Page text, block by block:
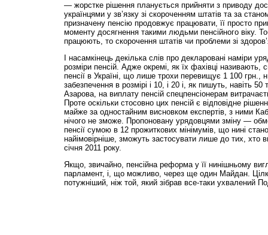
— жорстке рішення планується прийняти з приводу
українцями у зв’язку зі скороченням штатів та за
призначену пенсію продовжує працювати, її просто
моменту досягнення такими людьми пенсійного віку.
працюють, то скорочення штатів чи проблеми зі
І насамкінець декілька слів про декларовані наміри
розміри пенсій. Адже окремі, як їх фахівці називають,
пенсії в Україні, що лише трохи перевищує 1 100 грн.,
забезпечення в розмірі і 10, і 20 і, як пишуть, навіть
Азарова, на виплату пенсій спецпенсіонерам
Проте оскільки стосовно цих пенсій є відповідне
майже за одностайним висновком експертів, з ними
нічого не зможе. Пропоновану урядовцями зміну —
пенсії сумою в 12 прожиткових мінімумів, що нині
найімовірніше, зможуть застосувати лише до тих, хто
січня 2011 року.
Якщо, звичайно, пенсійна реформа у її нинішньому
парламент, і, що можливо, через ще один Майдан.
потужніший, ніж той, який зібрав все-таки ухвалений